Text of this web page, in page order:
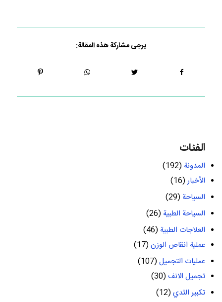
يرجى مشاركة هذه المقالة:
الفئات
المدونة (192)
الأخبار(16)
السياحة (29)
السياحة الطبية (26)
العلاجات الطبية (46)
عملية انقاص الوزن(17)
عمليات التجميل(107)
تجميل الانف(30)
تكبير الثدي(12)